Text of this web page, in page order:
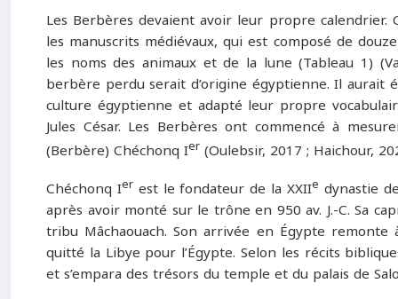
Les Berbères devaient avoir leur propre
les manuscrits médiévaux, qui est composé de
les noms des animaux et de la lune (Tableau 1)
berbère perdu serait d’origine égyptienne. Il
culture égyptienne et adapté leur propre
Jules César. Les Berbères ont commencé à
(Berbère) Chéchonq Ier (Oulebsir, 2017 ; Haichour,
Chéchonq Ierest le fondateur de la XXIIe dynastie
après avoir monté sur le trône en 950 av. J.-C. Sa
tribu Mâchaouach. Son arrivée en Égypte
quitté la Libye pour l’Égypte. Selon les récits
et s’empara des trésors du temple et du palais de